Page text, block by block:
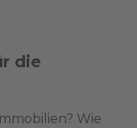
die
Wie